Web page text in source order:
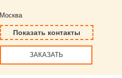
Москва
Показать контакты
ЗАКАЗАТЬ